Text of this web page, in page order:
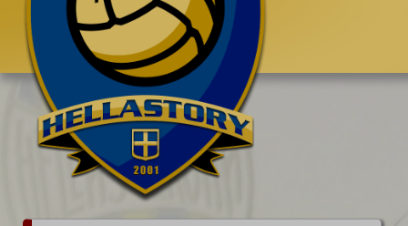
Benvenuti su HELLASTORY.net